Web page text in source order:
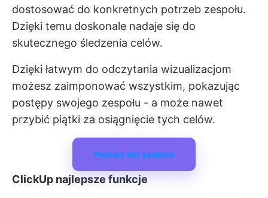
dostosować do konkretnych potrzeb zespołu.
Dzięki temu doskonale nadaje się do
skutecznego śledzenia celów.
Dzięki łatwym do odczytania wizualizacjom
możesz zaimponować wszystkim, pokazując
postępy swojego zespołu - a może nawet
przybić piątki za osiągnięcie tych celów.
Pobierz ten szablon
ClickUp najlepsze funkcje